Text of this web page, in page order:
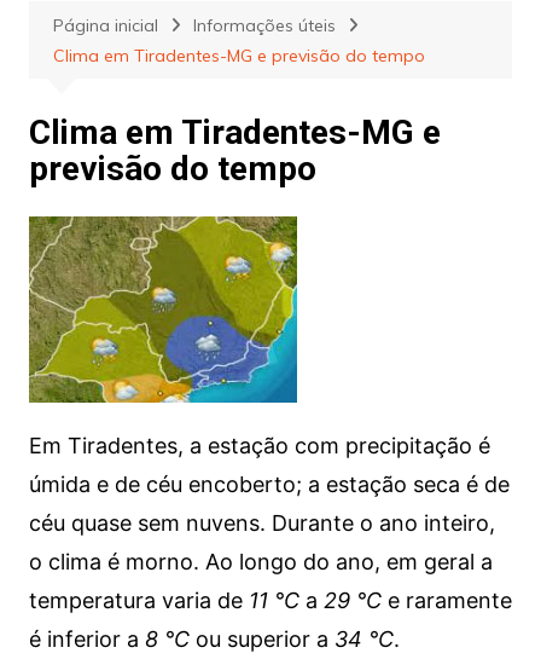
Página inicial
Informações úteis
Clima em Tiradentes-MG e previsão do tempo
Clima em Tiradentes-MG e
previsão do tempo
Em Tiradentes, a estação com precipitação é
úmida e de céu encoberto; a estação seca é de
céu quase sem nuvens. Durante o ano inteiro,
o clima é morno. Ao longo do ano, em geral a
temperatura varia de 11 °Ca 29 °Ce raramente
é inferior a 8 °Cou superior a 34 °C.